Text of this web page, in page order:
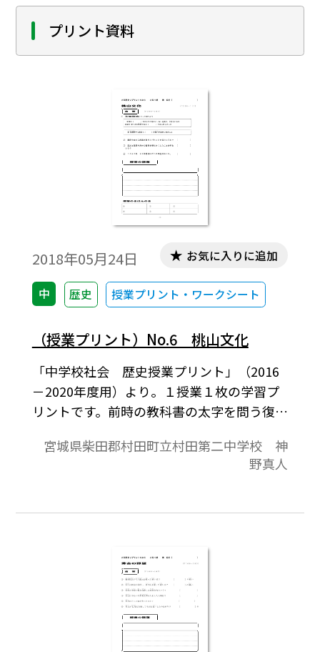
プリント資料
2018年05月24日
中 歴史 授業プリント・ワークシート
お気に入りに追加
（授業プリント）No.6 桃山文化
「中学校社会 歴史授業プリント」（2016
－2020年度用）より。１授業１枚の学習プ
リントです。前時の教科書の太字を問う復習
と授業の板書の記入欄が表面の内容です。教
科書の授業課題をもとにした作文記入欄，
を中心に，家庭学習と授業の取り組みが１
宮城県柴田郡村田町立村田第二中学校 神
野真人